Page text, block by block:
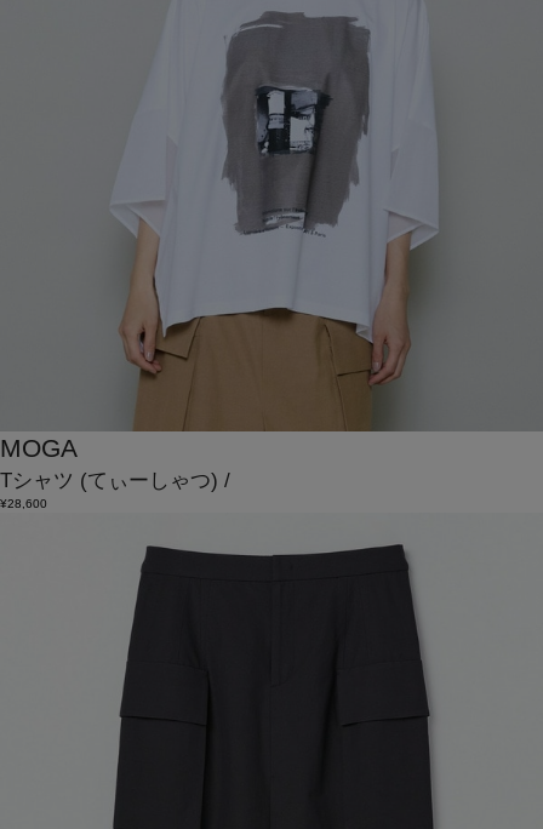
MOGA
Tシャツ (てぃーしゃつ) /
¥28,600